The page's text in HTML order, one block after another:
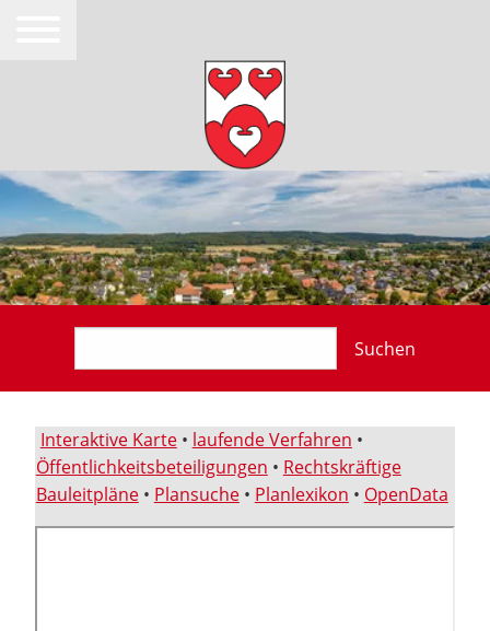
Suchen
Interaktive Karte• laufende Verfahren •
Öffentlichkeitsbeteiligungen • Rechtskräftige
Bauleitpläne• Plansuche• Planlexikon • OpenData